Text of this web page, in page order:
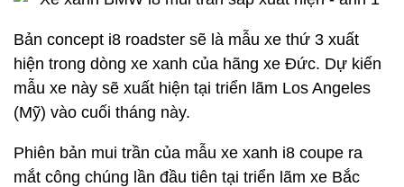
Bản concept i8 roadster sẽ là mẫu xe thứ 3 xuất
hiện trong dòng xe xanh của hãng xe Đức. Dự kiến
mẫu xe này sẽ xuất hiện tại triển lãm Los Angeles
(Mỹ) vào cuối tháng này.
Phiên bản mui trần của mẫu xe xanh i8 coupe ra
mắt công chúng lần đầu tiên tại triển lãm xe Bắc